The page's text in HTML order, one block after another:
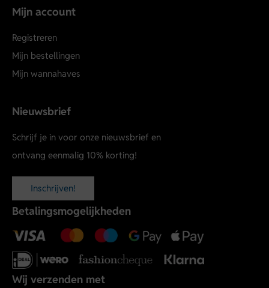
Mijn account
Registreren
Mijn bestellingen
Mijn wannahaves
Nieuwsbrief
Schrijf je in voor onze nieuwsbrief en
ontvang eenmalig 10% korting!
Inschrijven!
Betalingsmogelijkheden
Wij verzenden met